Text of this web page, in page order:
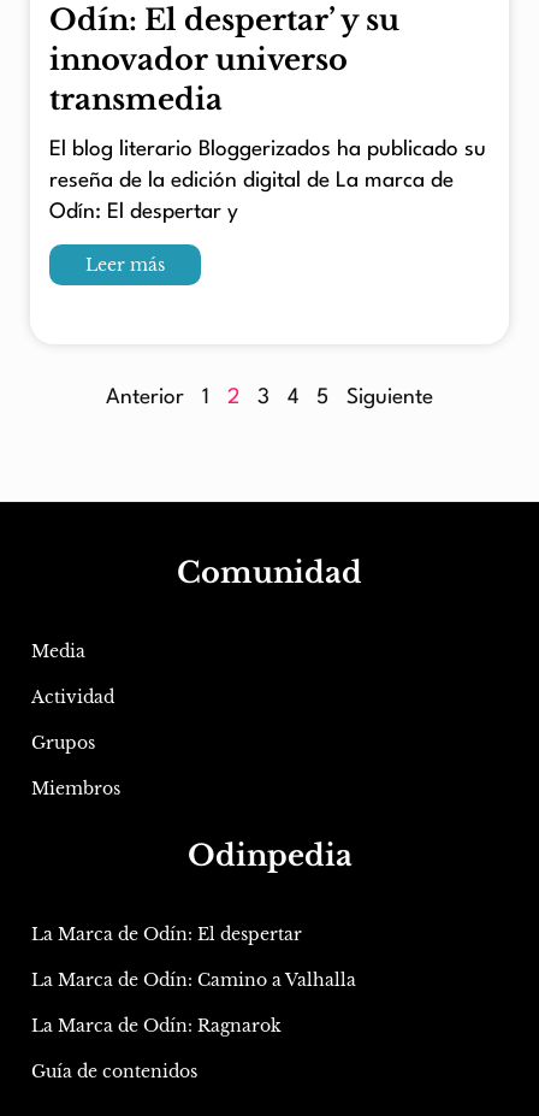
Odín: El despertar’ y su
innovador universo
transmedia
El blog literario Bloggerizados ha publicado su
reseña de la edición digital de La marca de
Odín: El despertar y
Leer más
Anterior 1 2 3 4 5 Siguiente
Comunidad
Media
Actividad
Grupos
Miembros
Odinpedia
La Marca de Odín: El despertar
La Marca de Odín: Camino a Valhalla
La Marca de Odín: Ragnarok
Guía de contenidos